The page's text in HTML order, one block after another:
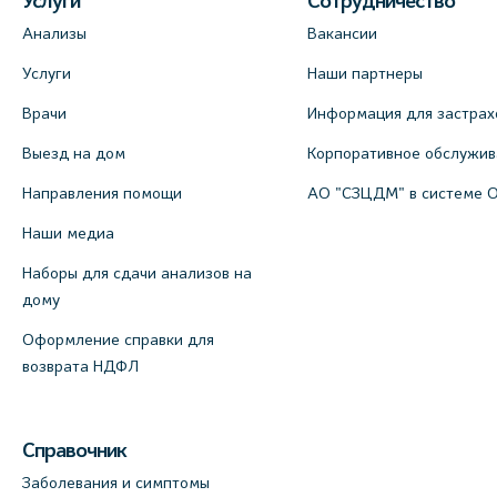
Анализы
Услуги
Врачи
Выезд на дом
Направления помощи
Наши медиа
Наборы для сдачи анализов на
дому
Оформление справки для
возврата НДФЛ
Справочник
Заболевания и симптомы
Вакансии
Наши партнеры
Информация для
Корпоративное
АО "СЗЦДМ" в системе